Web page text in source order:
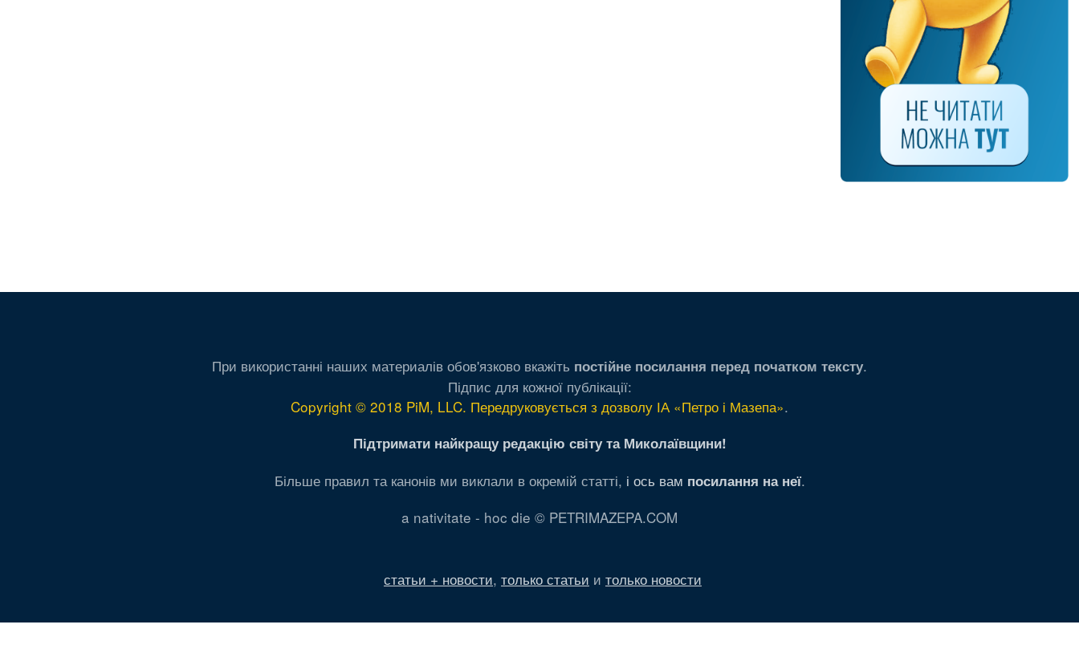
При використанні наших материалів обов'язково вкажіть постійне посилання перед початком тексту.
Підпис для кожної публікації:
Copyright © 2018 PiM, LLC. Передруковується з дозволу ІА «Петро і Мазепа».
Підтримати найкращу редакцію світу та Миколаївщини!
Більше правил та канонів ми виклали в окремій статті, і ось вам посилання на неї.
a nativitate - hoc die © PETRIMAZEPA.COM
статьи + новости, только статьи и только новости